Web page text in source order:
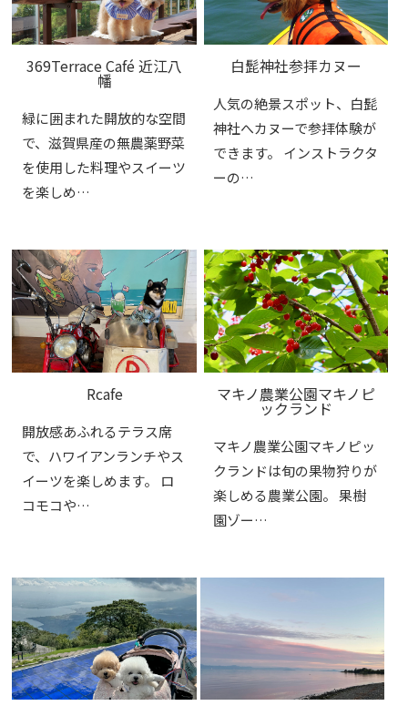
369Terrace Café 近江八
幡
緑に囲まれた開放的な空間
で、滋賀県産の無農薬野菜
を使用した料理やスイーツ
を楽しめ…
白髭神社参拝カヌー
人気の絶景スポット、白髭
神社へカヌーで参拝体験が
できます。 インストラクタ
ーの…
Rcafe
開放感あふれるテラス席
で、ハワイアンランチやス
イーツを楽しめます。 ロ
コモコや…
マキノ農業公園マキノピ
ックランド
マキノ農業公園マキノピッ
クランドは旬の果物狩りが
楽しめる農業公園。 果樹
園ゾー…